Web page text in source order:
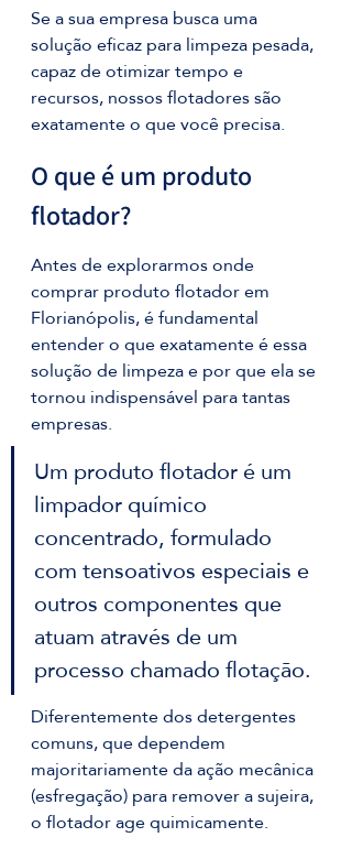
Se a sua empresa busca uma
solução eficaz para limpeza pesada,
capaz de otimizar tempo e
recursos, nossos flotadores são
exatamente o que você precisa.
O que é um produto
flotador?
Antes de explorarmos onde
comprar produto flotador em
Florianópolis, é fundamental
entender o que exatamente é essa
solução de limpeza e por que ela se
tornou indispensável para tantas
empresas.
Um produto flotador é um
limpador químico
concentrado, formulado
com tensoativos especiais e
outros componentes que
atuam através de um
processo chamado flotação.
Diferentemente dos detergentes
comuns, que dependem
majoritariamente da ação mecânica
(esfregação) para remover a sujeira,
o flotador age quimicamente.